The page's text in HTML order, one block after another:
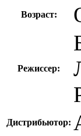
Возраст:
Режиссер:
Дистрибьютор: